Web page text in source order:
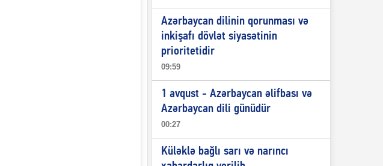
Azərbaycan dilinin qorunması və
inkişafı dövlət siyasətinin
prioritetidir
09:59
1 avqust - Azərbaycan əlifbası və
Azərbaycan dili günüdür
00:27
Küləklə bağlı sarı və narıncı